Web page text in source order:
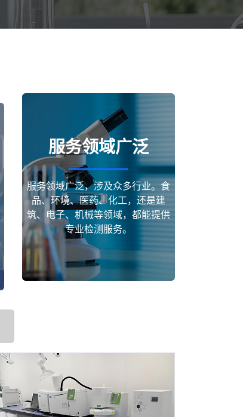
服务领域广泛
服务领域广泛，涉及众多行业。食
品、环境、医药、化工，还是建
筑、电子、机械等领域，都能提供
专业检测服务。